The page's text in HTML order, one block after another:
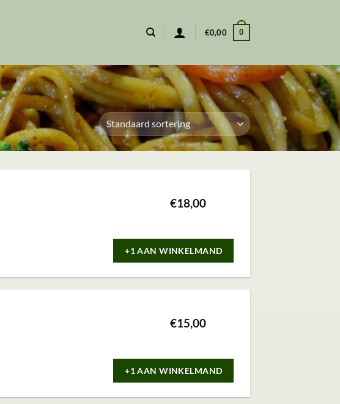
€0,00 0
€18,00
+1 AAN WINKELMAND
€15,00
+1 AAN WINKELMAND